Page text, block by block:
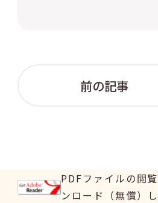
前の記事
PDFファイルの閲
ンロード（無償）